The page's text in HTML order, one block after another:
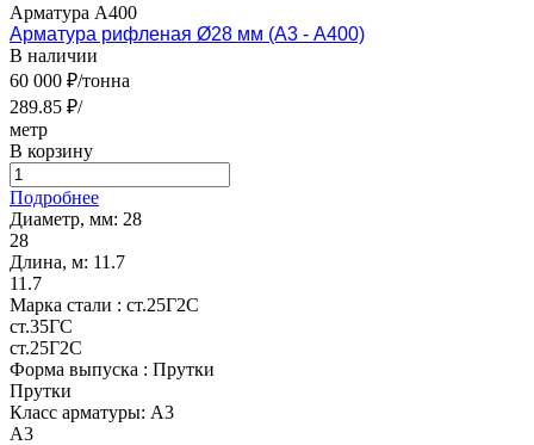
Арматура А400
Арматура рифленая Ø28 мм (А3 - А400)
В наличии
60 000 ₽/тонна
289.85 ₽/
метр
В корзину
Подробнее
Диаметр, мм: 28
28
Длина, м: 11.7
11.7
Марка стали : ст.25Г2С
ст.35ГС
ст.25Г2С
Форма выпуска : Прутки
Прутки
Класс арматуры: А3
А3